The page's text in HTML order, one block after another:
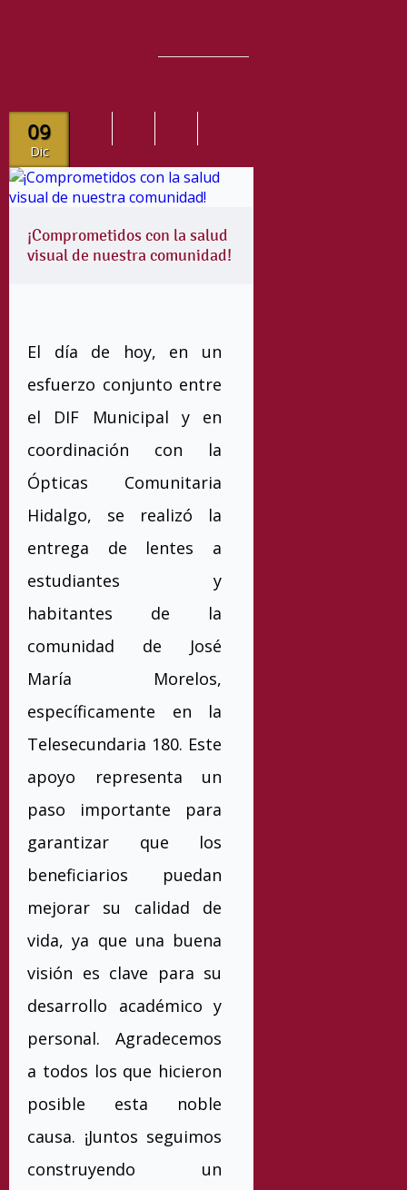
09
Dic
¡Comprometidos con la salud
visual de nuestra comunidad!
El día de hoy, en un
esfuerzo conjunto entre
el DIF Municipal y en
coordinación con la
Ópticas Comunitaria
Hidalgo, se realizó la
entrega de lentes a
estudiantes y
habitantes de la
comunidad de José
María Morelos,
específicamente en la
Telesecundaria 180. Este
apoyo representa un
paso importante para
garantizar que los
beneficiarios puedan
mejorar su calidad de
vida, ya que una buena
visión es clave para su
desarrollo académico y
personal. Agradecemos
a todos los que hicieron
posible esta noble
causa. ¡Juntos seguimos
construyendo un